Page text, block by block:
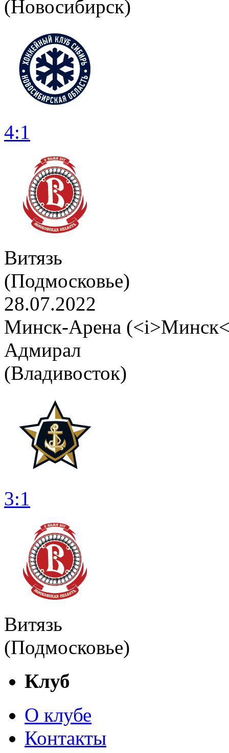
(Новосибирск)
4:1
Витязь
(Подмосковье)
28.07.2022
Минск-Арена
Адмирал
(Владивосток)
3:1
Витязь
(Подмосковье)
Клуб
О клубе
Контакты